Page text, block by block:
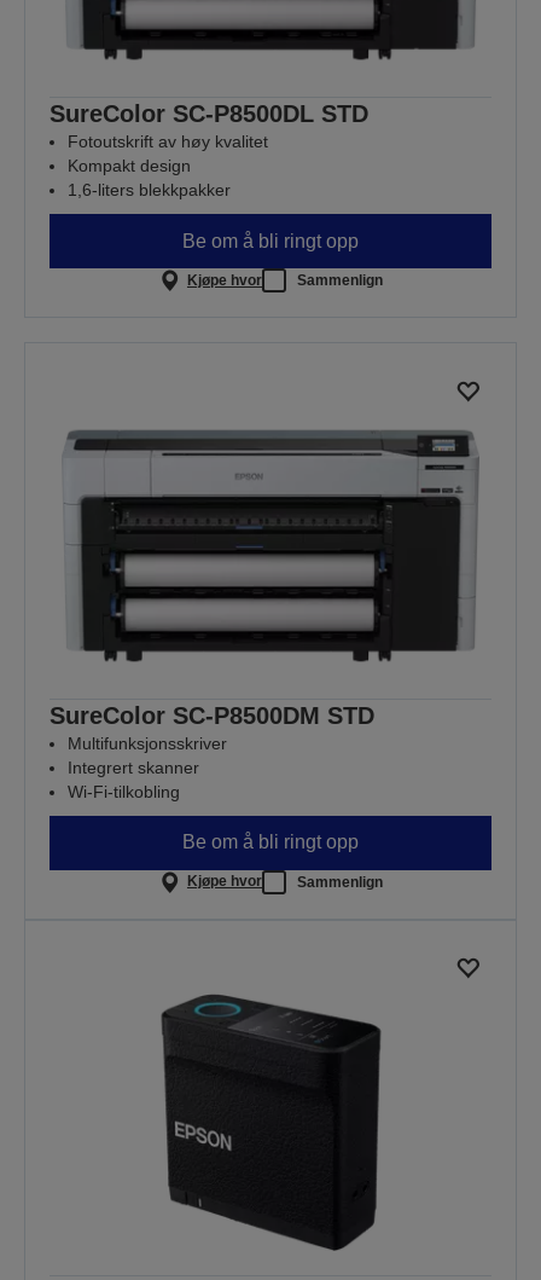
SureColor SC-P8500DL STD
Fotoutskrift av høy kvalitet
Kompakt design
1,6-liters blekkpakker
Be om å bli ringt opp
Kjøpe hvor Sammenlign
SureColor SC-P8500DM STD
Multifunksjonsskriver
Integrert skanner
Wi-Fi-tilkobling
Be om å bli ringt opp
Kjøpe hvor Sammenlign